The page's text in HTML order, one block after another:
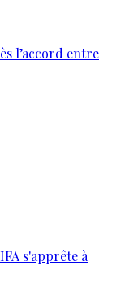
l’accord entre
s'apprête à